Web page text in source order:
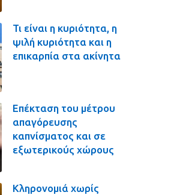
Τι είναι η κυριότητα, η
ψιλή κυριότητα και η
επικαρπία στα ακίνητα
Επέκταση του μέτρου
απαγόρευσης
καπνίσματος και σε
εξωτερικούς χώρους
Κληρονομιά χωρίς